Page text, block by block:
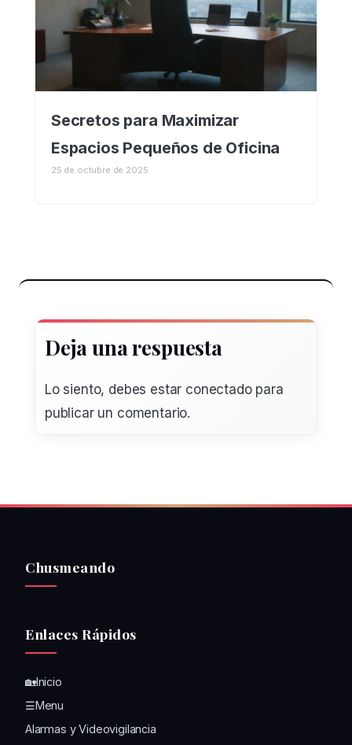
Secretos para Maximizar
Espacios Pequeños de Oficina
25 de octubre de 2025
Deja una respuesta
Lo siento, debes estar conectadopara
publicar un comentario.
Chusmeando
Enlaces Rápidos
🏡Inicio
☰Menu
Alarmas y Videovigilancia